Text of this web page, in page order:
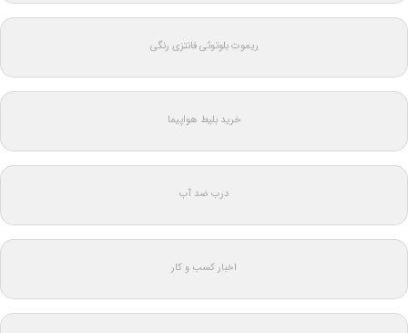
ریموت بلوتوثی فانتزی رنگی
خرید بلیط هواپیما
درب ضد آب
اخبار کسب و کار